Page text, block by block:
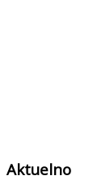
Aktuelno